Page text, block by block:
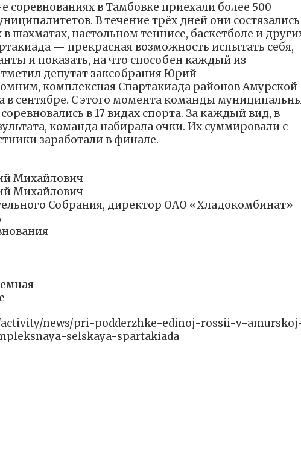
в Тамбовке приехали более 500
В течение трёх дней они состязались
шахматах, настольном теннисе, баскетболе и
— прекрасная возможность испытать себя,
и показать, на что способен каждый из
депутат заксобрания Юрий
комплексная Спартакиада районов Амурской
в сентябре. С этого момента команды
в 17 видах спорта. За каждый вид, в
команда набирала очки. Их суммировали с
заработали в финале.
Михайлович
Михайлович
Собрания, директор ОАО «Хладокомбинат»
activity/news/pri-podderzhke-edinoj-rossii-v-
selskaya-spartakiada